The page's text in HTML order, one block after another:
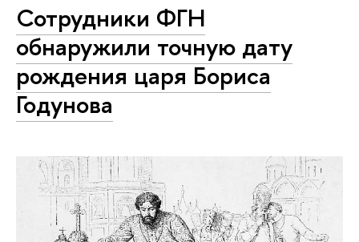
Сотрудники ФГН
обнаружили точную дату
рождения царя Бориса
Годунова